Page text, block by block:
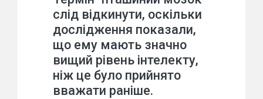
слід відкинути, оскільки
дослідження показали,
що ему мають значно
вищий рівень інтелекту,
ніж це було прийнято
вважати раніше.